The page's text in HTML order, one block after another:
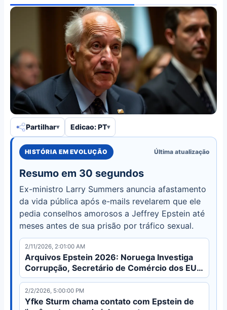
Partilhar Edicao: PT
HISTÓRIA EM EVOLUÇÃO Última atualização
Resumo em 30 segundos
Ex-ministro Larry Summers anuncia afastamento
da vida pública após e-mails revelarem que ele
pedia conselhos amorosos a Jeffrey Epstein até
meses antes de sua prisão por tráfico sexual.
2/11/2026, 2:01:00 AM
Arquivos Epstein 2026: Noruega Investiga
Corrupção, Secretário de Comércio dos EUA
Sob Pressão
2/2/2026, 5:00:00 PM
Yfke Sturm chama contato com Epstein de